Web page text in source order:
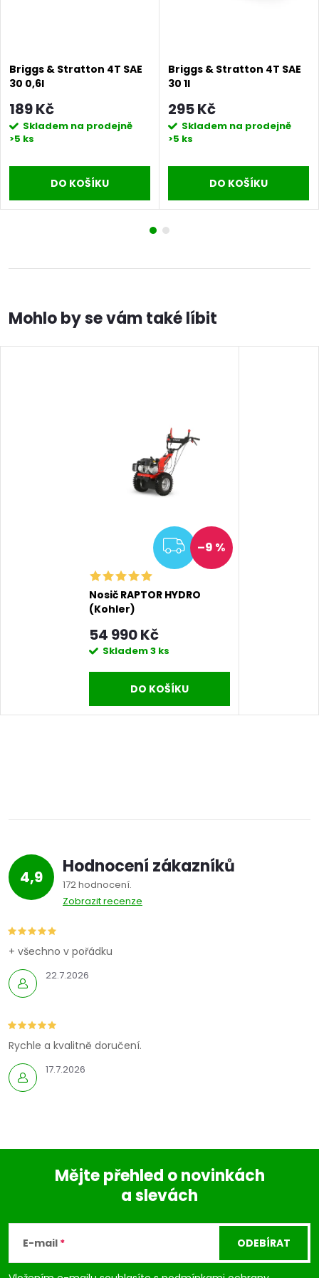
Briggs & Stratton 4T SAE
30 0,6l
189 Kč
Skladem na prodejně
>5 ks
DO KOŠÍKU
Briggs & Stratton 4T SAE
30 1l
295 Kč
Skladem na prodejně
>5 ks
DO KOŠÍKU
ZDARMA
–9 %
Nosič RAPTOR HYDRO
(Kohler)
54 990 Kč
Skladem3 ks
DO KOŠÍKU
4,9 Hodnocení zákazníků
172 hodnocení
Zobrazit recenze
22.7.2026
+ všechno v pořádku
17.7.2026
Rychle a kvalitně doručení.
Mějte přehled o novinkách
a slevách
E-mail ODEBÍRAT